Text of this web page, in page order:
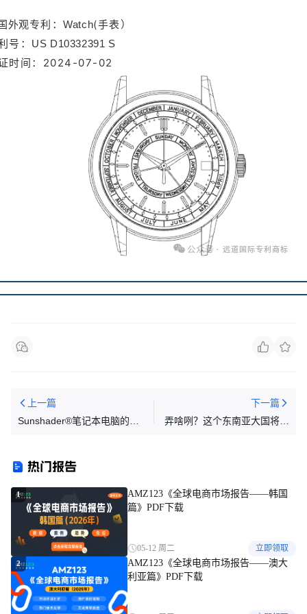
外观专利：Watch(手表）
号： US D10332391 S
时间：2024-07-02
上一篇
Sunshader®笔记本电脑的遮
下一篇
弄啥咧？这个东南亚大国将启
热门报告
1
AMZ123《全球电商市场报告——韩国
篇》PDF下载
05-12 周二 立即领取
2
AMZ123《全球电商市场报告——澳大
利亚篇》PDF下载